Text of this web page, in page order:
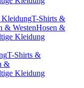
KleidungT-Shirts &
& WestenHosen &
Kleidung
T-Shirts &
&
Kleidung